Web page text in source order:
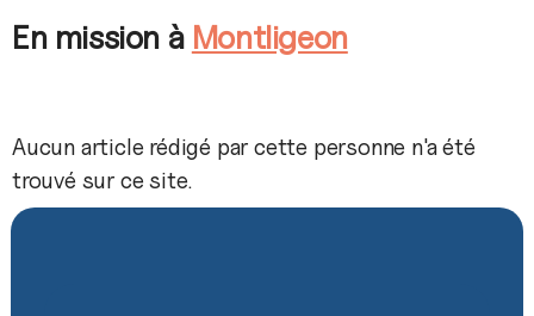
En mission à Montligeon
Aucun article rédigé par cette personne n'a été
trouvé sur ce site.